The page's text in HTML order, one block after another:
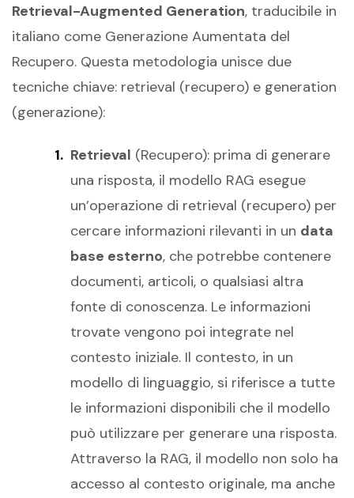
Retrieval-Augmented Generation, traducibile in
italiano come Generazione Aumentata del
Recupero. Questa metodologia unisce due
tecniche chiave: retrieval (recupero) e generation
(generazione):
Retrieval (Recupero): prima di generare
una risposta, il modello RAG esegue
un’operazione di retrieval (recupero) per
cercare informazioni rilevanti in un data
base esterno, che potrebbe contenere
documenti, articoli, o qualsiasi altra
fonte di conoscenza. Le informazioni
trovate vengono poi integrate nel
contesto iniziale. Il contesto, in un
modello di linguaggio, si riferisce a tutte
le informazioni disponibili che il modello
può utilizzare per generare una risposta.
Attraverso la RAG, il modello non solo ha
accesso al contesto originale, ma anche